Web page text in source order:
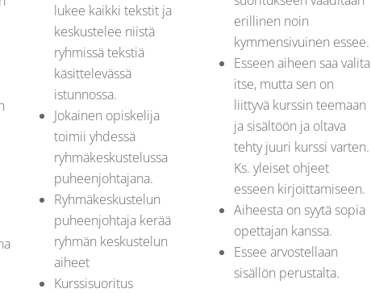
lukee kaikki tekstit ja
keskustelee niistä
ryhmissä tekstiä
käsittelevässä
istunnossa.
Jokainen opiskelija
toimii yhdessä
ryhmäkeskustelussa
puheenjohtajana.
Ryhmäkeskustelun
puheenjohtaja kerää
ryhmän keskustelun
aiheet
Kurssisuoritus
erillinen noin
kymmensivuinen essee.
Esseen aiheen saa valita
itse, mutta sen on
liittyvä kurssin teemaan
ja sisältöön ja oltava
tehty juuri kurssi varten.
Ks. yleiset ohjeet
esseen kirjoittamiseen.
Aiheesta on syytä sopia
opettajan kanssa.
Essee arvostellaan
sisällön perustalta.